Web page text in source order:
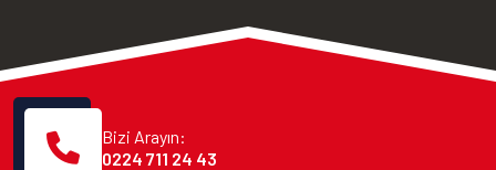
Bizi Arayın:
0224 711 24 43